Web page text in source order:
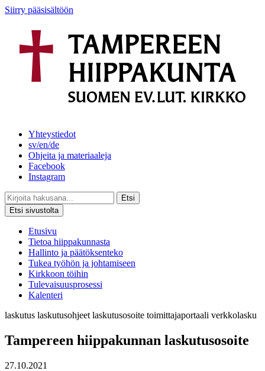
Siirry pääsisältöön
Yhteystiedot
sv/en/de
Ohjeita ja materiaaleja
Facebook
Instagram
Etsi
Etsi sivustolta
Etusivu
Tietoa hiippakunnasta
Hallinto ja päätöksenteko
Tukea työhön ja johtamiseen
Kirkkoon töihin
Tulevaisuusprosessi
Kalenteri
laskutus laskutusohjeet laskutusosoite toimittajaportaali verkkolasku
Tampereen hiippakunnan laskutusosoite
27.10.2021